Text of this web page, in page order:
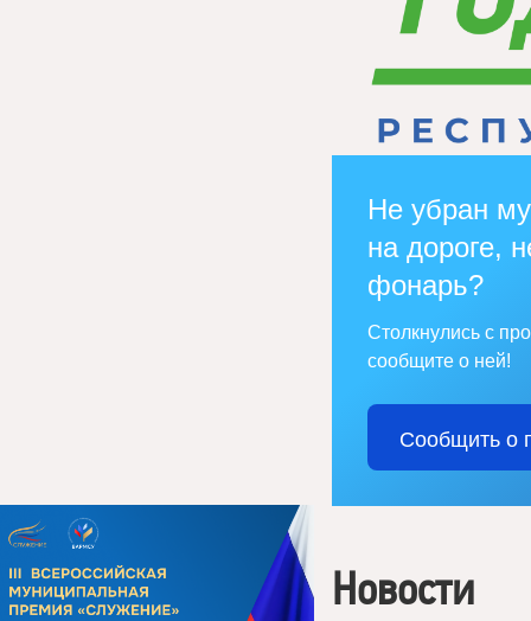
Не убран
на дороге,
фонарь?
Столкнулись с
сообщите о ней!
Сообщить о
Новости